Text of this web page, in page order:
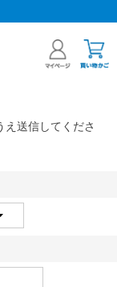
え送信してくださ